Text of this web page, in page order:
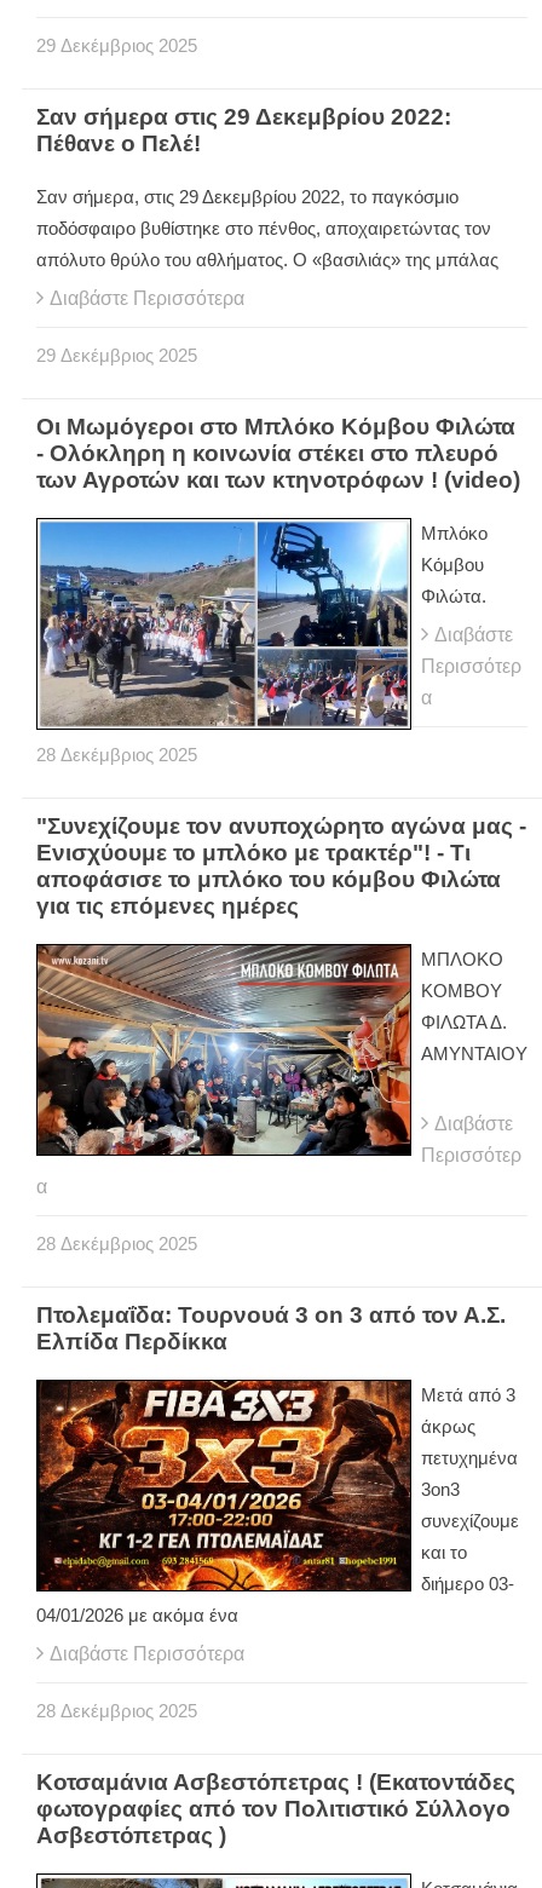
29 Δεκέμβριος 2025
Σαν σήμερα στις 29 Δεκεμβρίου 2022:
Πέθανε ο Πελέ!
Σαν σήμερα, στις 29 Δεκεμβρίου 2022, το παγκόσμιο
ποδόσφαιρο βυθίστηκε στο πένθος, αποχαιρετώντας τον
απόλυτο θρύλο του αθλήματος. Ο «βασιλιάς» της μπάλας
Διαβάστε Περισσότερα
29 Δεκέμβριος 2025
Οι Μωμόγεροι στο Μπλόκο Κόμβου Φιλώτα
- Ολόκληρη η κοινωνία στέκει στο πλευρό
των Αγροτών και των κτηνοτρόφων ! (video)
Μπλόκο
Κόμβου
Φιλώτα.
Διαβάστε
Περισσότερ
α
28 Δεκέμβριος 2025
"Συνεχίζουμε τον ανυποχώρητο αγώνα μας -
Ενισχύουμε το μπλόκο με τρακτέρ"! - Τι
αποφάσισε το μπλόκο του κόμβου Φιλώτα
για τις επόμενες ημέρες
ΜΠΛΟΚΟ
ΚΟΜΒΟΥ
ΦΙΛΩΤΑ Δ.
ΑΜΥΝΤΑΙΟΥ
Διαβάστε
Περισσότερ
α
28 Δεκέμβριος 2025
Πτολεμαΐδα: Τουρνουά 3 on 3 από τον Α.Σ.
Ελπίδα Περδίκκα
Μετά από 3
άκρως
πετυχημένα
3on3
συνεχίζουμε
και το
διήμερο 03-
04/01/2026 με ακόμα ένα
Διαβάστε Περισσότερα
28 Δεκέμβριος 2025
Κοτσαμάνια Ασβεστόπετρας ! (Εκατοντάδες
φωτογραφίες από τον Πολιτιστικό Σύλλογο
Ασβεστόπετρας )